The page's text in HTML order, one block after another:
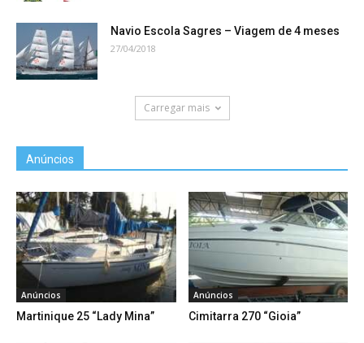
Navio Escola Sagres – Viagem de 4 meses
27/04/2018
Carregar mais
Anúncios
Anúncios
Martinique 25 “Lady Mina”
Anúncios
Cimitarra 270 “Gioia”